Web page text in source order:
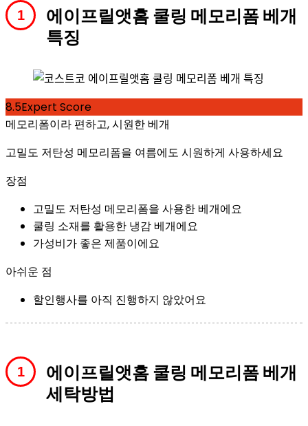
에이프릴앳홈 쿨링 메모리폼 베개
특징
8.5Expert Score
메모리폼이라 편하고, 시원한 베개
고밀도 저탄성 메모리폼을 여름에도 시원하게 사용하세요
장점
고밀도 저탄성 메모리폼을 사용한 베개에요
쿨링 소재를 활용한 냉감 베개에요
가성비가 좋은 제품이에요
아쉬운 점
할인행사를 아직 진행하지 않았어요
에이프릴앳홈 쿨링 메모리폼 베개
세탁방법